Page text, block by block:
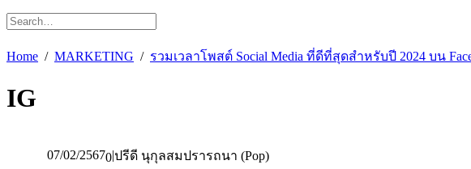
Home MARKETING รวมเวลาโพสต์ Social Media ที่ดีที่สุดสำหรับปี 2024 บน
IG
07/02/25670|ปรีดี นุกุลสมปรารถนา (Pop)